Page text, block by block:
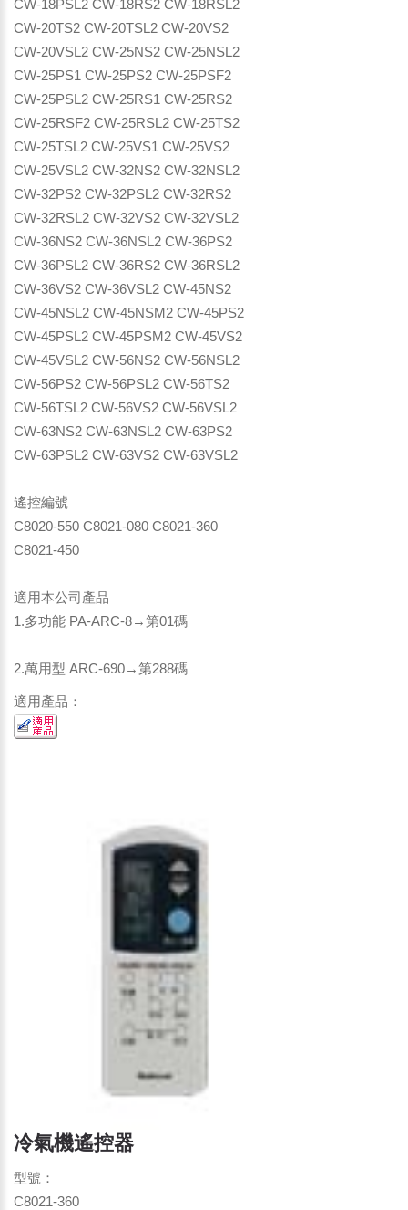
CW-18PSL2 CW-18RS2 CW-18RSL2
CW-20TS2 CW-20TSL2 CW-20VS2
CW-20VSL2 CW-25NS2 CW-25NSL2
CW-25PS1 CW-25PS2 CW-25PSF2
CW-25PSL2 CW-25RS1 CW-25RS2
CW-25RSF2 CW-25RSL2 CW-25TS2
CW-25TSL2 CW-25VS1 CW-25VS2
CW-25VSL2 CW-32NS2 CW-32NSL2
CW-32PS2 CW-32PSL2 CW-32RS2
CW-32RSL2 CW-32VS2 CW-32VSL2
CW-36NS2 CW-36NSL2 CW-36PS2
CW-36PSL2 CW-36RS2 CW-36RSL2
CW-36VS2 CW-36VSL2 CW-45NS2
CW-45NSL2 CW-45NSM2 CW-45PS2
CW-45PSL2 CW-45PSM2 CW-45VS2
CW-45VSL2 CW-56NS2 CW-56NSL2
CW-56PS2 CW-56PSL2 CW-56TS2
CW-56TSL2 CW-56VS2 CW-56VSL2
CW-63NS2 CW-63NSL2 CW-63PS2
CW-63PSL2 CW-63VS2 CW-63VSL2
遙控編號
C8020-550 C8021-080 C8021-360
C8021-450
適用本公司產品
1.多功能 PA-ARC-8→第01碼
2.萬用型 ARC-690→第288碼
適用產品：
冷氣機遙控器
型號：
C8021-360